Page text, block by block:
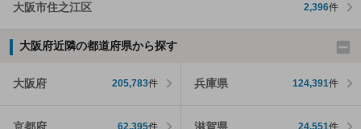
大阪市住之江区 2,396件
大阪府近隣の都道府県から探す
大阪府 205,783件 兵庫県 124,391件
京都府 62,395件 滋賀県 24,551件